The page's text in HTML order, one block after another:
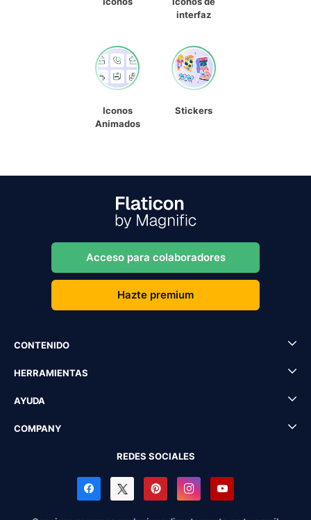
interfaz
Iconos
Animados
Stickers
Acceso para colaboradores
Hazte premium
CONTENIDO
HERRAMIENTAS
AYUDA
COMPANY
REDES SOCIALES